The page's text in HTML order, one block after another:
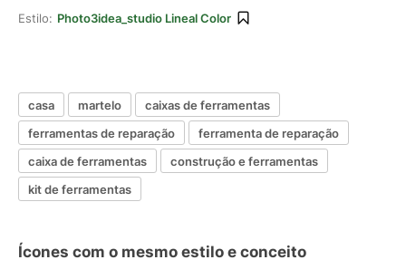
Estilo: Photo3idea_studio Lineal Color
casa martelo
caixas de ferramentas
ferramentas de reparação
ferramenta de reparação
caixa de ferramentas
construção e ferramentas
kit de ferramentas
Ícones com o mesmo estilo e conceito